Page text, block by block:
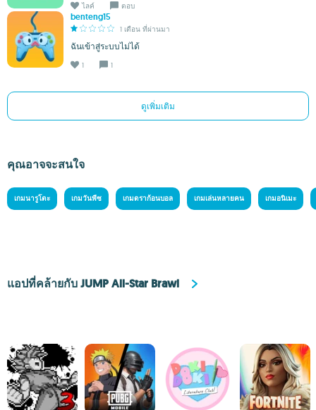
ไลค์ ตอบ
benteng15
1 เดือน ที่ผ่านมา
ฉันเข้าสู่ระบบไม่ได้
1 1
ดูเพิ่มเติม
คุณอาจจะสนใจ
เกมนารูโตะ เกมวันพีซ เกมดราก้อนบอล เกมเล่นหลายคน เกมอนิเมะ
แอปที่คล้ายกับ JUMP All-Star Brawl